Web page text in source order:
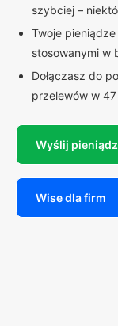
szybciej –
Twoje
stosowanymi w
Dołączasz do
przelewów w
Wyślij
Wise dla firm